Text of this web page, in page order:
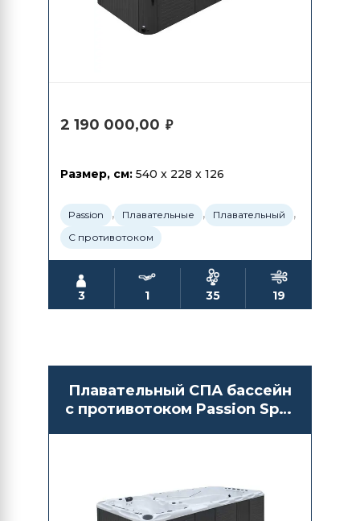
2 190 000,00 ₽
Размер, см: 540 x 228 x 126
Passion , Плавательные , Плавательный ,
С противотоком
3 1 35 19
Плавательный СПА бассейн
с противотоком Passion Spas